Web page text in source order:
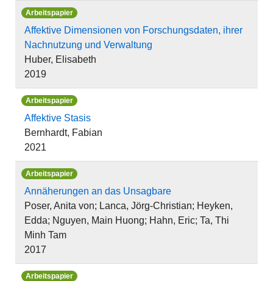
Arbeitspapier
Affektive Dimensionen von Forschungsdaten, ihrer
Nachnutzung und Verwaltung
Huber, Elisabeth
2019
Arbeitspapier
Affektive Stasis
Bernhardt, Fabian
2021
Arbeitspapier
Annäherungen an das Unsagbare
Poser, Anita von; Lanca, Jörg-Christian; Heyken,
Edda; Nguyen, Main Huong; Hahn, Eric; Ta, Thi
Minh Tam
2017
Arbeitspapier